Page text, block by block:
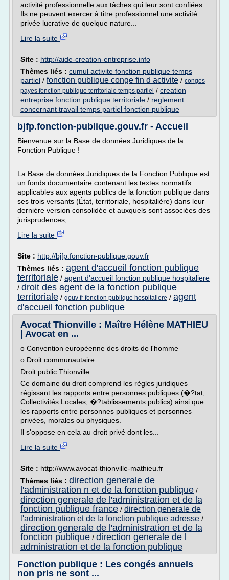
activité professionnelle aux tâches qui leur sont confiées.
Ils ne peuvent exercer à titre professionnel une activité
privée lucrative de quelque nature...
Lire la suite
Site : http://aide-creation-entreprise.info
Thèmes liés : cumul activite fonction publique temps
partiel / fonction publique conge fin d activite / conges
payes fonction publique territoriale temps partiel / creation
entreprise fonction publique territoriale / reglement
concernant travail temps partiel fonction publique
bjfp.fonction-publique.gouv.fr - Accueil
Bienvenue sur la Base de données Juridiques de la
Fonction Publique !
La Base de données Juridiques de la Fonction Publique est
un fonds documentaire contenant les textes normatifs
applicables aux agents publics de la fonction publique dans
ses trois versants (État, territoriale, hospitalière) dans leur
dernière version consolidée et auxquels sont associées des
jurisprudences,...
Lire la suite
Site : http://bjfp.fonction-publique.gouv.fr
Thèmes liés : agent d'accueil fonction publique
territoriale / agent d'accueil fonction publique hospitaliere
/ droit des agent de la fonction publique
territoriale / gouv fr fonction publique hospitaliere / agent
d'accueil fonction publique
Avocat Thionville : Maître Hélène MATHIEU
| Avocat en ...
o Convention européenne des droits de l'homme
o Droit communautaire
Droit public Thionville
Ce domaine du droit comprend les règles juridiques
régissant les rapports entre personnes publiques (�?tat,
Collectivités Locales, �?tablissements publics) ainsi que
les rapports entre personnes publiques et personnes
privées, morales ou physiques.
Il s'oppose en cela au droit privé dont les...
Lire la suite
Site : http://www.avocat-thionville-mathieu.fr
Thèmes liés : direction generale de
l'administration n et de la fonction publique /
direction generale de l'administration et de la
fonction publique france / direction generale de
l'administration et de la fonction publique adresse /
direction generale de l'administration et de la
fonction publique / direction generale de l
administration et de la fonction publique
Fonction publique : Les congés annuels
non pris ne sont ...